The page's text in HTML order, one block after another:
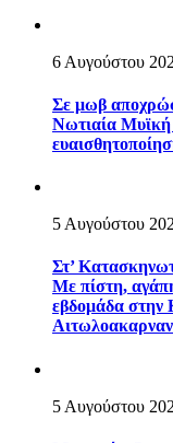
6 Αυγούστου
Σε μωβ
Νωτιαία
5 Αυγούστου
Στ’
Με πίστη,
εβδομάδα
5 Αυγούστου